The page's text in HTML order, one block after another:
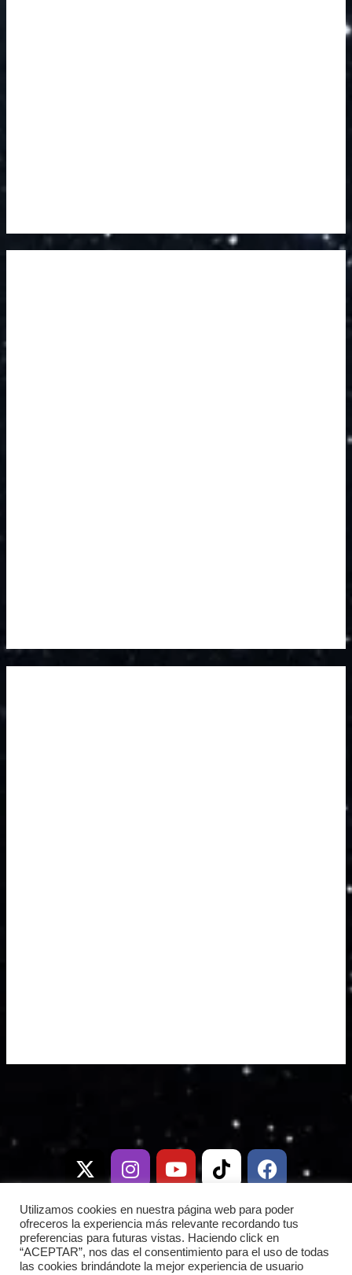
t
w
i
t
t
e
n
s
t
a
g
r
a
o
u
t
u
b
e
i
k
o
k
F
a
c
e
b
o
o
k
e
l
e
g
r
a
m
h
a
t
s
a
p
p
D
i
s
o
r
d
Utilizamos cookies en nuestra página web para poder
ofreceros la experiencia más relevante recordando tus
preferencias para futuras vistas. Haciendo click en
“ACEPTAR”, nos das el consentimiento para el uso de todas
las cookies brindándote la mejor experiencia de usuario